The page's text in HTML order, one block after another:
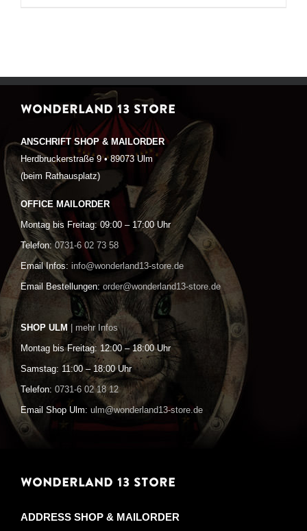
WONDERLAND 13 STORE
ANSCHRIFT SHOP & MAILORDER
Herdbruckerstraße 9 • 89073 Ulm
(beim Rathausplatz)
OFFICE MAILORDER
Montag bis Freitag: 09:00 – 17:00 Uhr
Telefon: 0731-6 02 73 58
Email Infos: info@wonderland13-store.de
Email Bestellungen: order@wonderland13-store.de
SHOP ULM | mehr Infos
Montag bis Freitag: 12:00 – 18:00 Uhr
Samstag: 11:00 – 18:00 Uhr
Telefon: 0731-6 02 18 12
Email Shop Ulm: ulm@wonderland13-store.de
WONDERLAND 13 STORE
ADDRESS SHOP & MAILORDER